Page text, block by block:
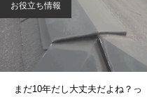
お役立ち情報
まだ10年だし大丈夫だよね？っ